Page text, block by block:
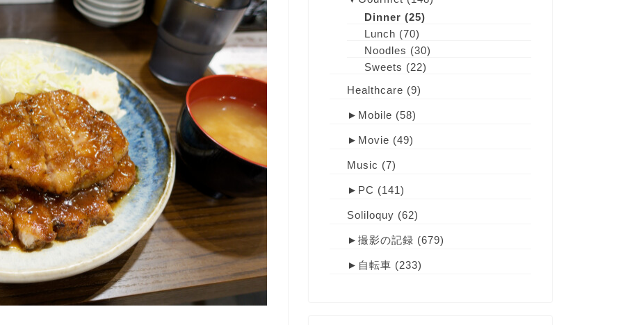
Dinner (25)
Lunch (70)
Noodles (30)
Sweets (22)
Healthcare (9)
► Mobile (58)
► Movie (49)
Music (7)
► PC (141)
Soliloquy (62)
► 撮影の記録 (679)
► 自転車 (233)